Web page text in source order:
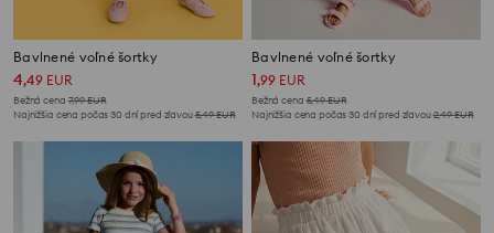
Bavlnené voľné šortky
4,49 EUR
Bežná cena 7,99EUR
Najnižšia cena počas 30 dní pred zľavou5,49EUR
Bavlnené voľné šortky
1,99 EUR
Bežná cena 5,49EUR
Najnižšia cena počas 30 dní pred zľavou2,49EUR